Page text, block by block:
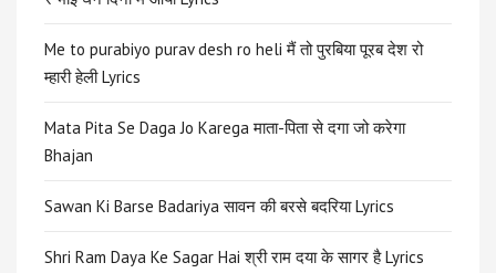
Me to purabiyo purav desh ro heli मैं तो पुरबिया पूरब देश रो
म्हारी हेली Lyrics
Mata Pita Se Daga Jo Karega माता-पिता से दगा जो करेगा
Bhajan
Sawan Ki Barse Badariya सावन की बरसे बदरिया Lyrics
Shri Ram Daya Ke Sagar Hai श्री राम दया के सागर है Lyrics